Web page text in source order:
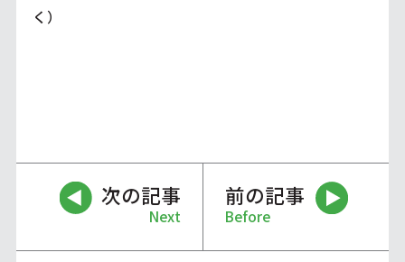
く）
次の記事
Next
前の記事
Before